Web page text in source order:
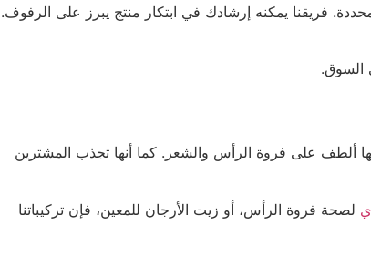
فريقنا يمكنه إرشادك في ابتكار منتج يبرز على الرفوف.
السوق.
ألطف على فروة الرأس والشعر. كما أنها تجذب المشترين
لصحة فروة الرأس، أو زيت الأرجان للمعين، فإن تركيباتنا